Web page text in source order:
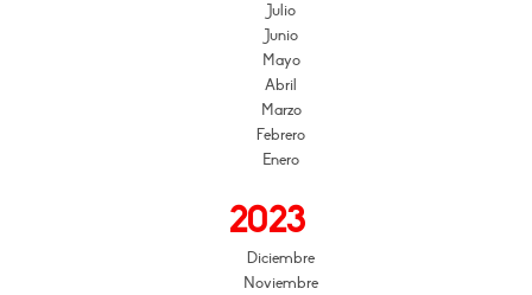
Julio
Junio
Mayo
Abril
Marzo
Febrero
Enero
2023
Diciembre
Noviembre